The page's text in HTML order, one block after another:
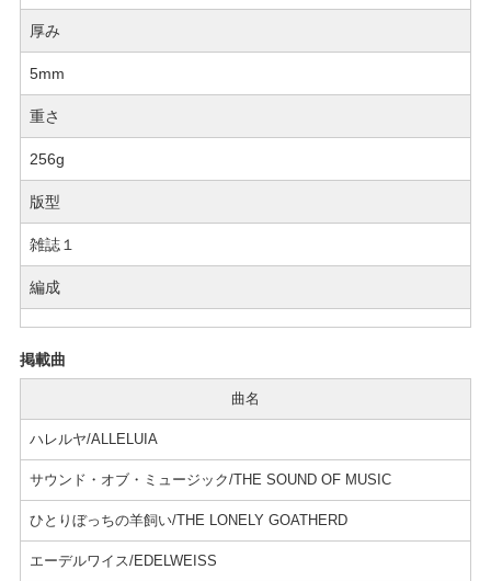
厚み
5mm
重さ
256g
版型
雑誌１
編成
掲載曲
曲名
ハレルヤ/ALLELUIA
サウンド・オブ・ミュージック/THE SOUND OF MUSIC
ひとりぼっちの羊飼い/THE LONELY GOATHERD
エーデルワイス/EDELWEISS